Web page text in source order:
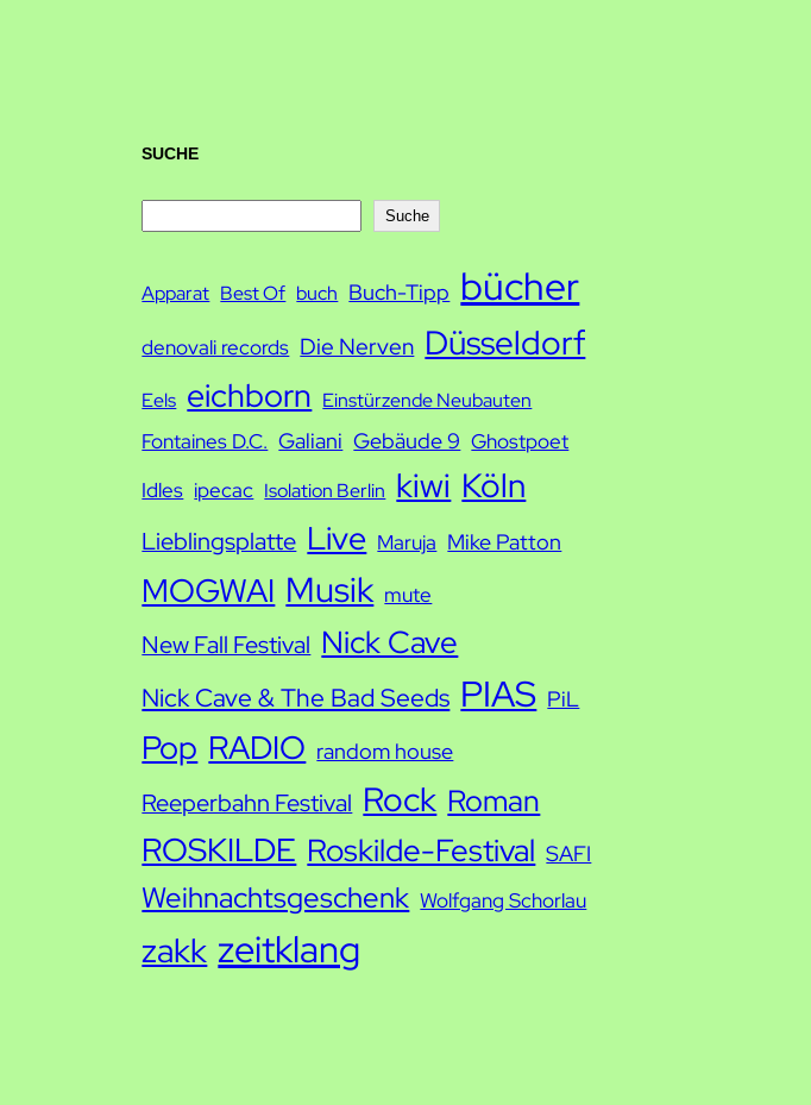
SUCHE
c
Suche
Apparat Best Of buch Buch-Tipp bücher
denovali records Die Nerven Düsseldorf
Eels eichborn Einstürzende Neubauten
Fontaines D.C. Galiani Gebäude 9 Ghostpoet
Idles ipecac Isolation Berlin kiwi Köln
Lieblingsplatte Live Maruja Mike Patton
MOGWAI Musik mute
New Fall Festival Nick Cave
Nick Cave & The Bad Seeds PIAS PiL
Pop RADIO random house
Reeperbahn Festival Rock Roman
ROSKILDE Roskilde-Festival SAFI
Weihnachtsgeschenk Wolfgang Schorlau
zakk zeitklang